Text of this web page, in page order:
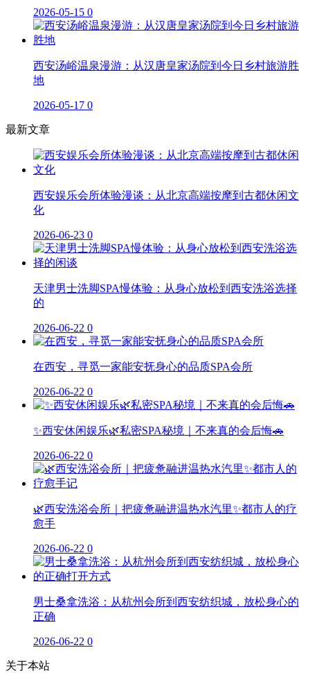
2026-05-15 0
西安汤峪温泉漫游：从汉唐皇家汤院到今日乡村旅游胜
地
2026-05-17 0
最新文章
西安娱乐会所体验漫谈：从北京高端按摩到古都休闲文
化
2026-06-23 0
天津男士洗脚SPA慢体验：从身心放松到西安洗浴选择
的
2026-06-22 0
在西安，寻觅一家能安抚身心的品质SPA会所
2026-06-22 0
✨西安休闲娱乐🌿私密SPA秘境｜不来真的会后悔🚗
2026-06-22 0
🌿西安洗浴会所｜把疲惫融进温热水汽里✨都市人的疗
愈手
2026-06-22 0
男士桑拿洗浴：从杭州会所到西安纺织城，放松身心的
正确
2026-06-22 0
关于本站